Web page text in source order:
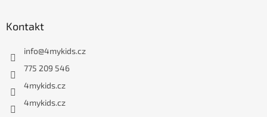
Kontakt
info@4mykids.cz
775 209 546
4mykids.cz
4mykids.cz